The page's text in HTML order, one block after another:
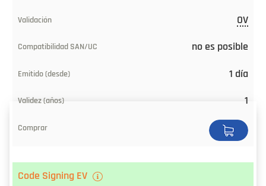
OV
no es posible
1 día
1
Code Signing EV